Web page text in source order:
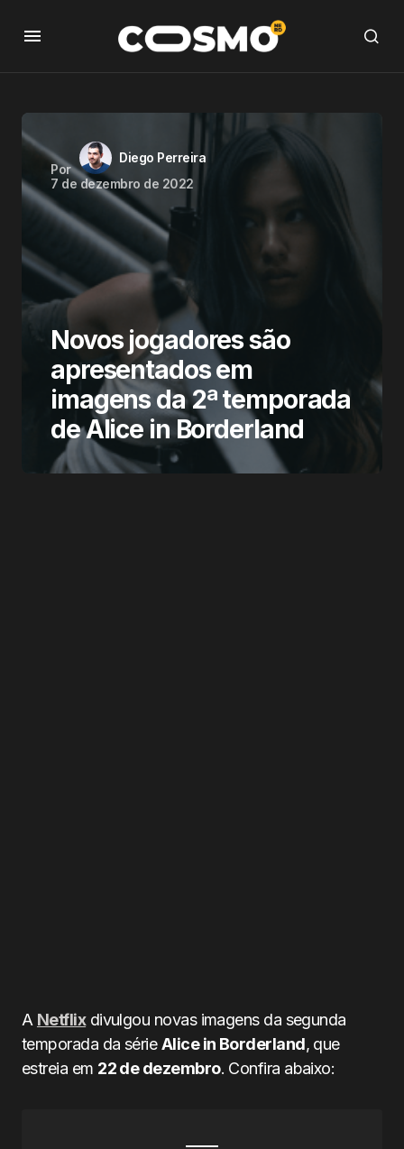
Por
Diego Perreira
7 de dezembro de 2022
Novos jogadores são
apresentados em
imagens da 2ª temporada
de Alice in Borderland
A Netflixdivulgou novas imagens da segunda
temporada da sérieAlice in Borderland, que
estreia em 22 de dezembro. Confira abaixo: